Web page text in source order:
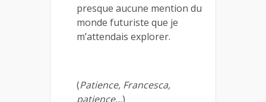
presque aucune mention du
monde futuriste que je
m’attendais explorer.
(Patience, Francesca,
patience…)